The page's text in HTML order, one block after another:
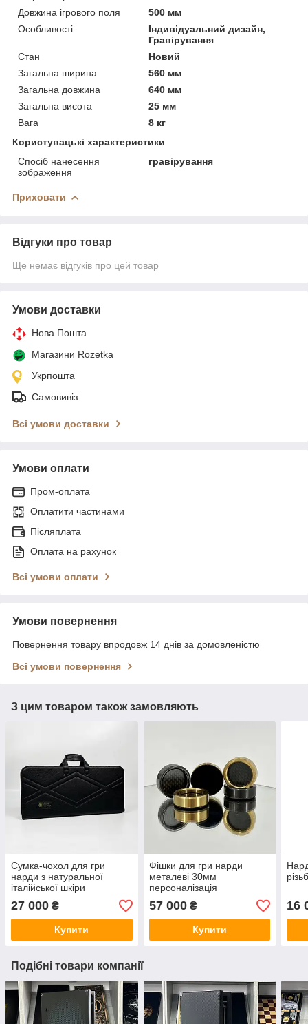
Довжина ігрового поля
500 мм
Особливості
Індивідуальний дизайн,
Гравірування
Стан
Новий
Загальна ширина
560 мм
Загальна довжина
640 мм
Загальна висота
25 мм
Вага
8 кг
Користувацькі характеристики
Спосіб нанесення
зображення
гравірування
Приховати
Відгуки про товар
Ще немає відгуків про цей товар
Умови доставки
Нова Пошта
Магазини Rozetka
Укрпошта
Самовивіз
Всі умови доставки
Умови оплати
Пром-оплата
Оплатити частинами
Післяплата
Оплата на рахунок
Всі умови оплати
Умови повернення
Повернення товару впродовж 14 днів за домовленістю
Всі умови повернення
З цим товаром також замовляють
Сумка-чохол для гри
нарди з натуральної
італійської шкіри
27 000 ₴
Купити
Фішки для гри нарди
металеві 30мм
персоналізація
57 000₴
Купити
16
Подібні товари компанії